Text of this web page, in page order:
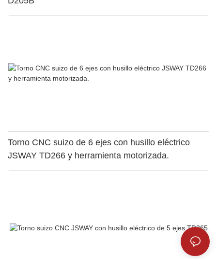
Torno CNC suizo de 6 ejes con husillo eléctrico
JSWAY TD266 y herramienta motorizada.